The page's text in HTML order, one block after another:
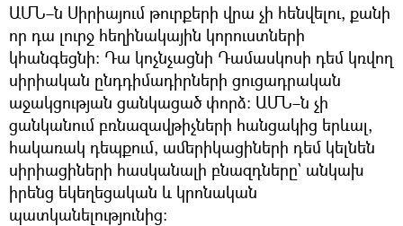
ԱՄՆ–ն Սիրիայում թուրքերի վրա չի հենվելու, քանի
որ դա լուրջ հեղինակային կորուստների
կհանգեցնի։ Դա կոչնչացնի Դամասկոսի դեմ կռվող
սիրիական ընդդիմադիրների ցուցադրական
աջակցության ցանկացած փորձ։ ԱՄՆ–ն չի
ցանկանում բռնազավթիչների հանցակից երևալ,
հակառակ դեպքում, ամերիկացիների դեմ կելնեն
սիրիացիների հասկանալի բնազդները` անկախ
իրենց եկեղեցական և կրոնական
պատկանելությունից։